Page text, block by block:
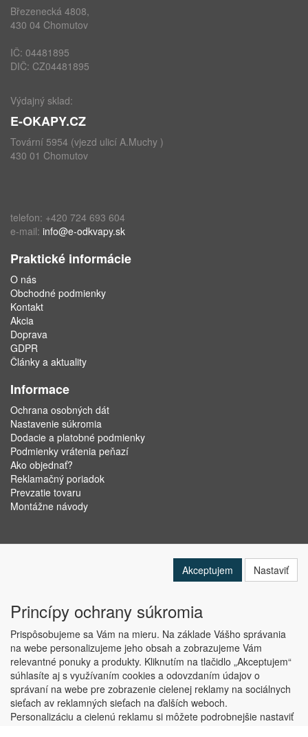
Březenecká 4808,
430 04 Chomutov
IČ: 04481895
DIČ: CZ04481895
Výdajný sklad:
E-OKAPY.CZ
Tovární 5954 (vjezd ulicí A.Muchy )
430 01 Chomutov
telefon: +420 724 693 604
e-mail: info@e-odkvapy.sk
Praktické informácie
O nás
Obchodné podmienky
Kontakt
Akcia
Doprava
GDPR
Články a aktuality
Informace
Ochrana osobných dát
Nastavenie súkromia
Dodacie a platobné podmienky
Podmienky vrátenia peňazí
Ako objednať?
Reklamačný poriadok
Prevzatie tovaru
Montážne návody
Copyright © ABRA Software a.s. 2019
Akceptujem Nastaviť
Princípy ochrany súkromia
Prispôsobujeme sa Vám na mieru. Na základe Vášho správania
na webe personalizujeme jeho obsah a zobrazujeme Vám
relevantné ponuky a produkty. Kliknutím na tlačidlo „Akceptujem“
súhlasíte aj s využívaním cookies a odovzdaním údajov o
správaní na webe pre zobrazenie cielenej reklamy na sociálnych
sieťach av reklamných sieťach na ďalších weboch.
Personalizáciu a cielenú reklamu si môžete podrobnejšie nastaviť